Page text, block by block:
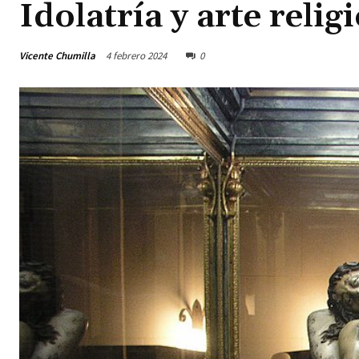
Idolatría y arte
Vicente Chumilla 4 febrero 2024 0